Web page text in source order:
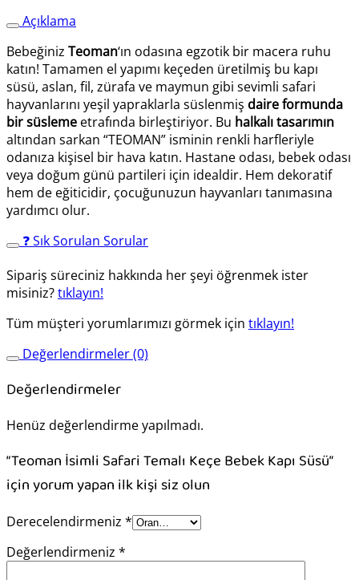
Açıklama
Bebeğiniz Teoman‘ın odasına egzotik bir macera ruhu
katın! Tamamen el yapımı keçeden üretilmiş bu kapı
süsü, aslan, fil, zürafa ve maymun gibi sevimli safari
hayvanlarını yeşil yapraklarla süslenmiş daire formunda
bir süsleme etrafında birleştiriyor. Bu halkalı tasarımın
altından sarkan “TEOMAN” isminin renkli harfleriyle
odanıza kişisel bir hava katın. Hastane odası, bebek odası
veya doğum günü partileri için idealdir. Hem dekoratif
hem de eğiticidir, çocuğunuzun hayvanları tanımasına
yardımcı olur.
❓ Sık Sorulan Sorular
Sipariş süreciniz hakkında her şeyi öğrenmek ister
misiniz?tıklayın!
Tüm müşteri yorumlarımızı görmek için tıklayın!
Değerlendirmeler (0)
Değerlendirmeler
Henüz değerlendirme yapılmadı.
“Teoman İsimli Safari Temalı Keçe Bebek Kapı Süsü”
için yorum yapan ilk kişi siz olun
Derecelendirmeniz *
Değerlendirmeniz *